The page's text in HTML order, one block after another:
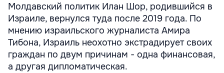
Молдавский политик Илан Шор, родившийся в
Израиле, вернулся туда после 2019 года. По
мнению израильского журналиста Амира
Тибона, Израиль неохотно экстрадирует своих
граждан по двум причинам - одна финансовая,
а другая дипломатическая.